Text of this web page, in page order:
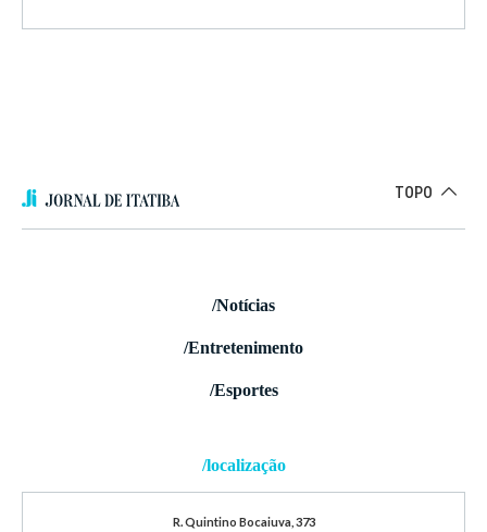
TOPO
/Notícias
/Entretenimento
/Esportes
/localização
R. Quintino Bocaiuva, 373